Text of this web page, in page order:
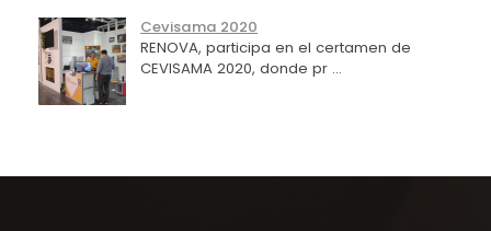
Cevisama 2020
RENOVA, participa en el certamen de
CEVISAMA 2020, donde pr ...